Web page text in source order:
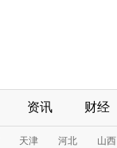
资讯 财经
天津 河北
山西